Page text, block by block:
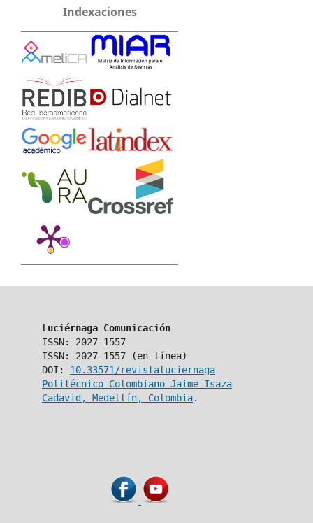
Indexaciones
Luciérnaga Comunicación
ISSN: 2027-1557
ISSN: 2027-1557 (en línea)
DOI: 10.33571/revistaluciernaga
Politécnico Colombiano Jaime Isaza
Cadavid, Medellín, Colombia.